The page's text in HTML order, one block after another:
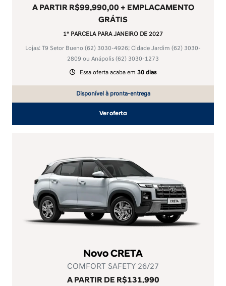
A PARTIR R$99.990,00 + EMPLACAMENTO
GRÁTIS
1° PARCELA PARA JANEIRO DE 2027
Lojas: T9 Setor Bueno (62) 3030-4926; Cidade Jardim (62) 3030-
2809 ou Anápolis (62) 3030-1273
Essa oferta acaba em 30 dias
Disponível à pronta-entrega
Ver oferta
Novo CRETA
COMFORT SAFETY 26/27
A PARTIR DE R$131.990